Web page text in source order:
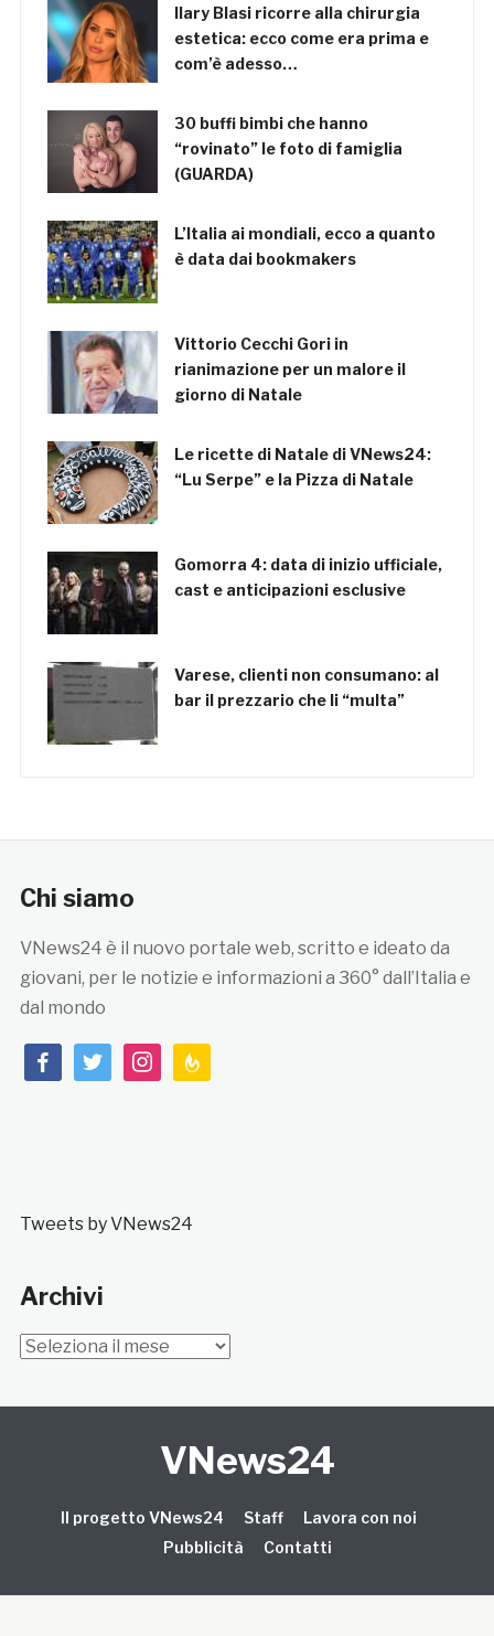
Ilary Blasi ricorre alla chirurgia
estetica: ecco come era prima e
com’è adesso…
30 buffi bimbi che hanno
“rovinato” le foto di famiglia
(GUARDA)
L’Italia ai mondiali, ecco a quanto
è data dai bookmakers
Vittorio Cecchi Gori in
rianimazione per un malore il
giorno di Natale
Le ricette di Natale di VNews24:
“Lu Serpe” e la Pizza di Natale
Gomorra 4: data di inizio ufficiale,
cast e anticipazioni esclusive
Varese, clienti non consumano: al
bar il prezzario che li “multa”
Chi siamo
VNews24 è il nuovo portale web, scritto e ideato da
giovani, per le notizie e informazioni a 360° dall’Italia e
dal mondo
facebooktwitterinstagramfeedburner
Tweets by VNews24
Archivi
Archivi
VNews24
Il progetto VNews24 Staff
Lavora con noi
Pubblicità
Contatti